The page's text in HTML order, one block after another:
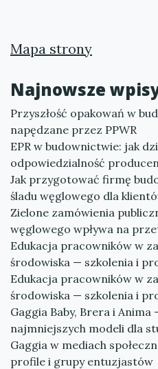
Mapa strony
Najnowsze
Przyszłość opakowań w
napędzane przez PPWR
EPR w budownictwie: jak
odpowiedzialność
Jak przygotować firmę
śladu węglowego dla
Zielone zamówienia
węglowego wpływa na
Edukacja pracowników w
środowiska — szkolenia i
Edukacja pracowników w
środowiska — szkolenia i
Gaggia Baby, Brera i
najmniejszych modeli dla
Gaggia w mediach
profile i grupy entuzjastów